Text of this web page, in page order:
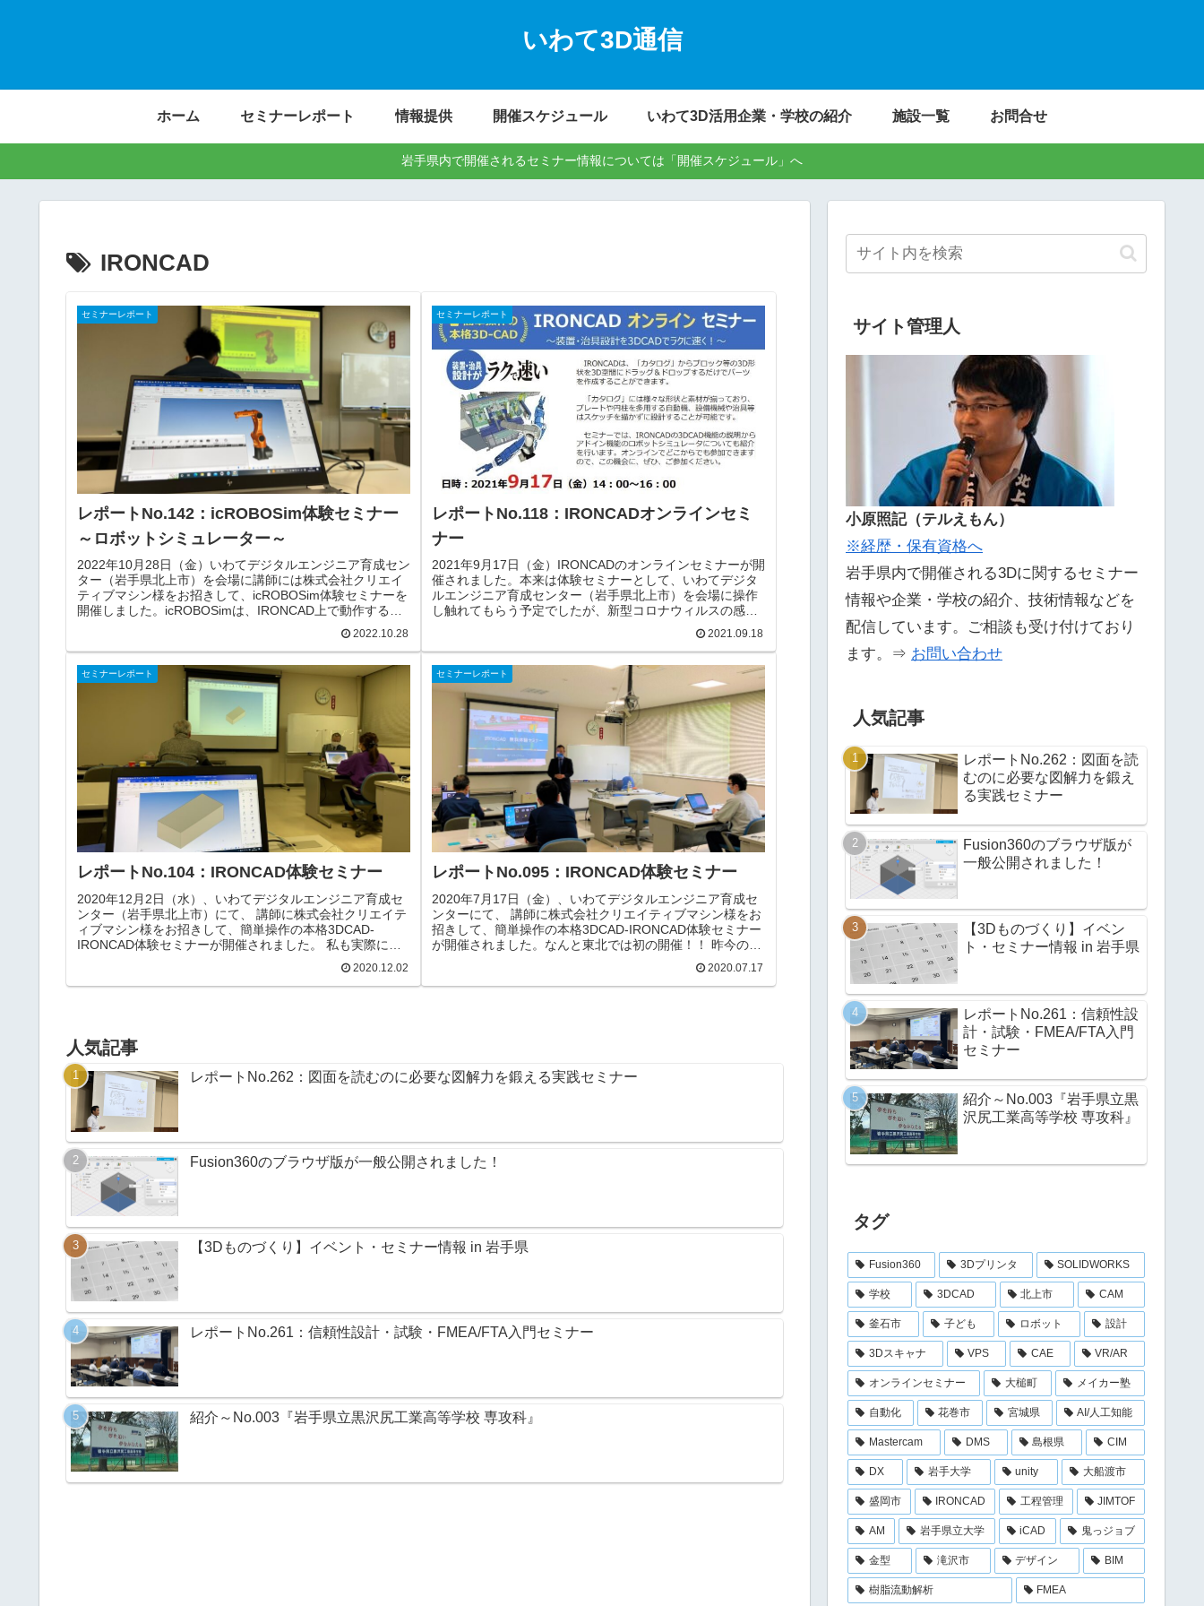
いわて3D通信
ホーム セミナーレポート 情報提供 開催スケジュール いわて3D活用企業・学校の紹介 施設一覧 お問合せ
岩手県内で開催されるセミナー情報については「開催スケジュール」へ
IRONCAD
セミナーレポート
レポートNo.142：icROBOSim体験セミナー
～ロボットシミュレーター～
2022年10月28日（金）いわてデジタルエンジニア育成セン
ター（岩手県北上市）を会場に講師には株式会社クリエイ
ティブマシン様をお招きして、icROBOSim体験セミナーを
開催しました。icROBOSimは、IRONCAD上で動作するロ
ボットシミュレータです。IRONCADの3D空間内の要素／
オブジェクトに対して高精度なデジタル検証が可能です。
ロボットのみならず周辺機器や装置内アクチュエータの動
作も検証できます。設計作業とロボット検証をCAD上で同
時進行できるので、手戻りやデータ変換によるロスがあり
ません。ユーザーエクスペリエンスを重視して設計された
UIにより、動画編集ソフトのようにシンプルか...
2022.10.28
セミナーレポート
レポートNo.118：IRONCADオンラインセミ
ナー
2021年9月17日（金）IRONCADのオンラインセミナーが開
催されました。本来は体験セミナーとして、いわてデジタ
ルエンジニア育成センター（岩手県北上市）を会場に操作
し触れてもらう予定でしたが、新型コロナウィルスの感染
拡大状況を鑑みてオンラインで行われ、オンラインという
ことで岩手県外の方も参加者があり、より多くの方が視聴
されました。IRONCADは、装置・治具設計で多く使われて
いる3DCADで「カタログ」からブロック等の3D形状を3D
空間にドラッグ＆ドロップするだけでパーツを作成するこ
とができます。「カタログ」には様々な形状と素材が揃っ
ており、プレートや円柱を多用する自動機、設備機械や治
2021.09.18
セミナーレポート
レポートNo.104：IRONCAD体験セミナー
2020年12月2日（水）、いわてデジタルエンジニア育成セ
ンター（岩手県北上市）にて、 講師に株式会社クリエイテ
ィブマシン様をお招きして、簡単操作の本格3DCAD-
IRONCAD体験セミナーが開催されました。 私も実際に触
ってみましたが、ドラック&ドロップのマウス操作でドン
ドン形状を積み木のように作成していくことができまし
た！通常3DCADというと2次元のスケッチを描いて、それ
形状を追加したり、穴をあけたりしていくことができま
す。体験セミナーでは、3Dモデルから2D図面の作成と、
3DP...
2020.12.02
セミナーレポート
レポートNo.095：IRONCAD体験セミナー
2020年7月17日（金）、いわてデジタルエンジニア育成セ
ンターにて、 講師に株式会社クリエイティブマシン様をお
招きして、簡単操作の本格3DCAD-IRONCAD体験セミナー
が開催されました。なんと東北では初の開催！！ 昨今の新
型コロナウィルス感染拡大の予防対策として、受講者には
手のアルコール消毒をお願いし、1テーブル1人とし、でき
るだけ席を離して、換気をする等、できるだけの対応をし
2020.07.17
人気記事
レポートNo.262：図面を読むのに必要な図解力を鍛える実践セミナー
Fusion360のブラウザ版が一般公開されました！
【3Dものづくり】イベント・セミナー情報 in 岩手県
レポートNo.261：信頼性設計・試験・FMEA/FTA入門セミナー
紹介～No.003『岩手県立黒沢尻工業高等学校 専攻科』
サイト管理人
小原照記（テルえもん）
※経歴・保有資格へ
岩手県内で開催される3Dに関するセミナー
情報や企業・学校の紹介、技術情報などを
配信しています。ご相談も受け付けており
ます。⇒ お問い合わせ
人気記事
レポートNo.262：図面を読
むのに必要な図解力を鍛え
る実践セミナー
Fusion360のブラウザ版が
一般公開されました！
【3Dものづくり】イベン
ト・セミナー情報 in 岩手県
レポートNo.261：信頼性設
計・試験・FMEA/FTA入門
セミナー
紹介～No.003『岩手県立黒
沢尻工業高等学校 専攻科』
タグ
Fusion360 3Dプリンタ SOLIDWORKS
学校 3DCAD 北上市 CAM
釜石市 子ども ロボット 設計
3Dスキャナ VPS CAE VR/AR
オンラインセミナー 大槌町 メイカー塾
自動化 花巻市 宮城県 AI/人工知能
Mastercam DMS 島根県 CIM
DX 岩手大学 unity 大船渡市
盛岡市 IRONCAD 工程管理 JIMTOF
AM 岩手県立大学 iCAD 鬼っジョブ
金型 滝沢市 デザイン BIM
樹脂流動解析 FMEA